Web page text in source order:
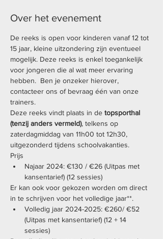
Over het evenement
De reeks is open voor kinderen vanaf 12 tot
15 jaar, kleine uitzondering zijn eventueel
mogelijk. Deze reeks is enkel toegankelijk
voor jongeren die al wat meer ervaring
hebben.  Ben je onzeker hierover,
contacteer ons of bevraag één van onze
trainers.
Deze reeks vindt plaats in de topsporthal
(tenzij anders vermeld), telkens op
zaterdagmiddag van 11h00 tot 12h30,
uitgezonderd tijdens schoolvakanties.
Prijs
Najaar 2024: €130 / €26 (Uitpas met
kansentarief) (12 sessies)
Er kan ook voor gekozen worden om direct
in te schrijven voor het volledige jaar**.
Volledig jaar 2024-2025: €260/ €52
(Uitpas met kansentarief) (12 + 14
sessies)